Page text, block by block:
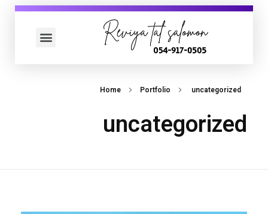
Home Portfolio uncategorized
uncategorized